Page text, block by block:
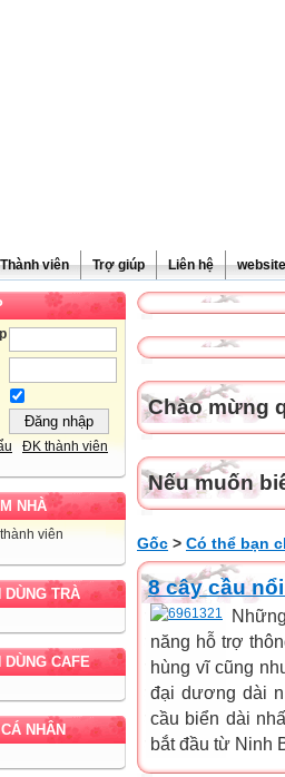
Thành viên Trợ giúp Liên hệ
ĐK thành viên
NHÀ
viên
DÙNG TRÀ
DÙNG CAFE
NHÂN
Chào mừng
Nếu muốn
Gốc > Có thể bạn
8 cây cầu
năng hỗ trợ
hùng vĩ cũng
đại dương dài
cầu biển dài
bắt đầu từ Ninh